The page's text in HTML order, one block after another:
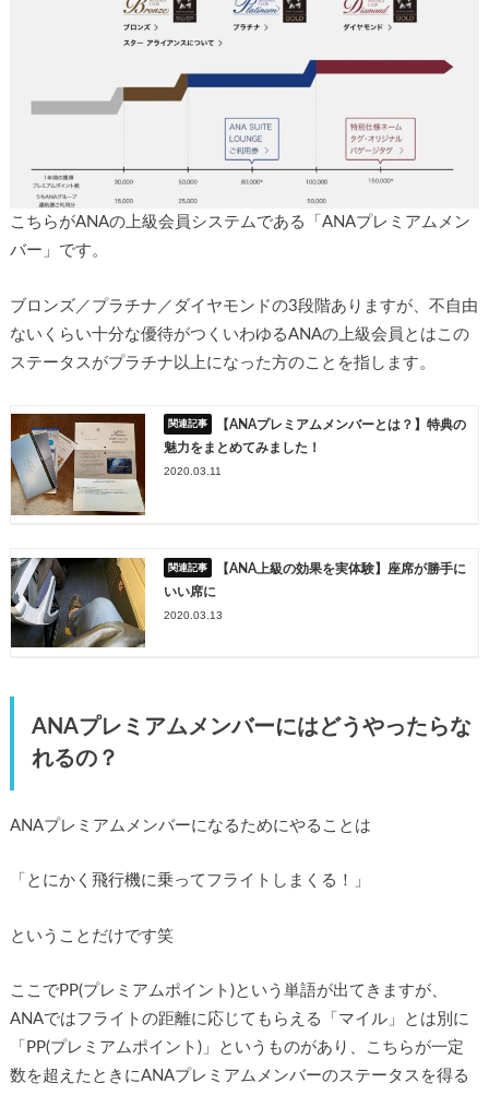
こちらがANAの上級会員システムである「ANAプレミアムメン
バー」です。
ブロンズ／プラチナ／ダイヤモンドの3段階ありますが、不自由
ないくらい十分な優待がつくいわゆるANAの上級会員とはこの
ステータスがプラチナ以上になった方のことを指します。
【ANAプレミアムメンバーとは？】特典の
魅力をまとめてみました！
2020.03.11
【ANA上級の効果を実体験】座席が勝手に
いい席に
2020.03.13
ANAプレミアムメンバーにはどうやったらな
れるの？
ANAプレミアムメンバーになるためにやることは
「とにかく飛行機に乗ってフライトしまくる！」
ということだけです笑
ここでPP(プレミアムポイント)という単語が出てきますが、
ANAではフライトの距離に応じてもらえる「マイル」とは別に
「PP(プレミアムポイント)」というものがあり、こちらが一定
数を超えたときにANAプレミアムメンバーのステータスを得る